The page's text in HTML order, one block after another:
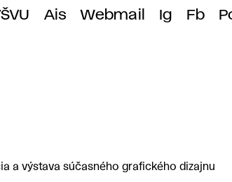
Ais Webmail Ig Fb
a výstava súčasného grafického dizajnu